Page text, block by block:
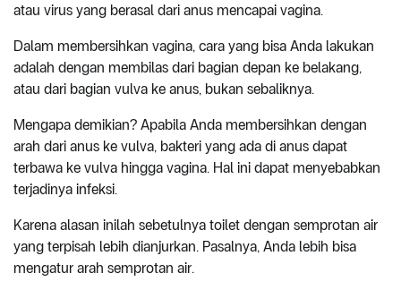
atau virus yang berasal dari anus mencapai vagina.
Dalam membersihkan vagina, cara yang bisa Anda lakukan
adalah dengan membilas dari bagian depan ke belakang,
atau dari bagian vulva ke anus, bukan sebaliknya.
Mengapa demikian? Apabila Anda membersihkan dengan
arah dari anus ke vulva, bakteri yang ada di anus dapat
terbawa ke vulva hingga vagina. Hal ini dapat menyebabkan
terjadinya infeksi.
Karena alasan inilah sebetulnya toilet dengan semprotan air
yang terpisah lebih dianjurkan. Pasalnya, Anda lebih bisa
mengatur arah semprotan air.